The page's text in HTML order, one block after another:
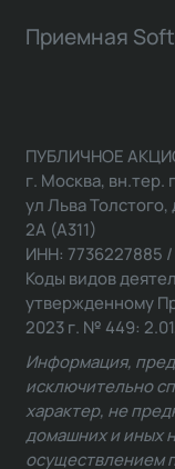
Приемная
ПУБЛИЧНОЕ
г. Москва, вн.тер.
ул Льва
2А (А311)
ИНН: 7736227885
Коды видов
утвержденному
2023 г. № 449:
Информация,
исключительно
характер, не
домашних и иных
осуществлением